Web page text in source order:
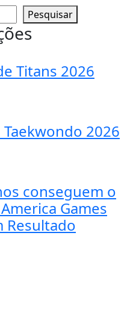
Pesquisar
Titans 2026
2026
conseguem o
Games
Resultado